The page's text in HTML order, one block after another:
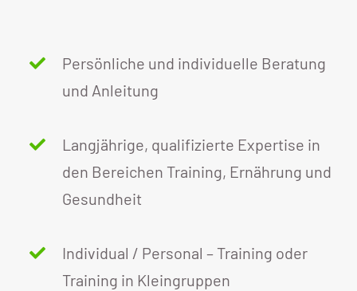
Persönliche und individuelle Beratung
und Anleitung
Langjährige, qualifizierte Expertise in
den Bereichen Training, Ernährung und
Gesundheit
Individual / Personal – Training oder
Training in Kleingruppen